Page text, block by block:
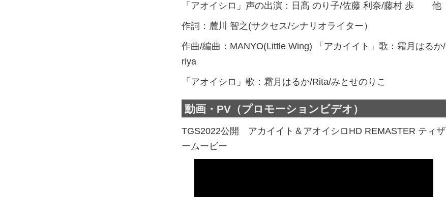
「アオイシロ」声の出演：日髙 のり子/佐藤 利奈/藤村 歩 他
作詞：麓川 智之(サクセス/シナリオライター）
作曲/編曲：MANYO(Little Wing) 「アカイイト」歌：霜月はるか/
riya
「アオイシロ」歌：霜月はるか/Rita/みとせのりこ
動画・PV（プロモーションビデオ）
TGS2022公開 アカイイト＆アオイシロHD REMASTER ティザ
ームービー